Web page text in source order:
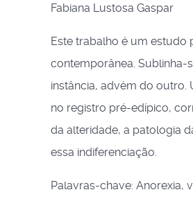
Fabiana Lustosa Gaspar
Este trabalho é um estudo
contemporânea. Sublinha-
instância, advém do outro.
no registro pré-edípico,
da alteridade, a patologia
essa indiferenciação.
Palavras-chave: Anorexia,